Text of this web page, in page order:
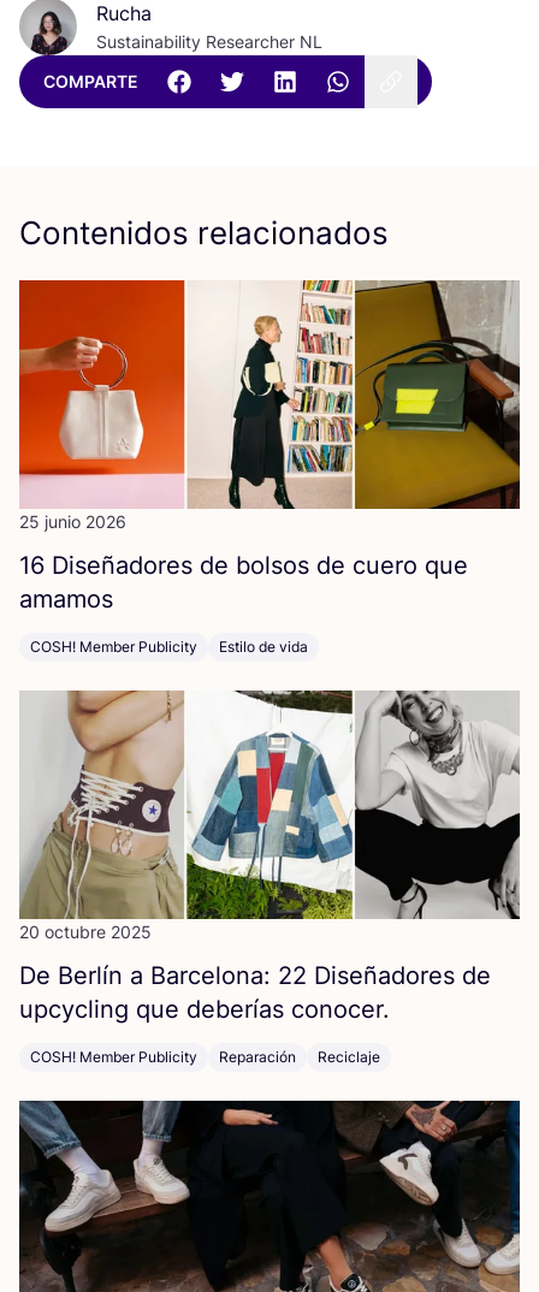
Rucha
Sustainability Researcher NL
COMPARTE
Contenidos relacionados
25 junio 2026
16 Dise­ña­do­res de bol­sos de cue­ro que
amamos
COSH! Member Publicity Estilo de vida
20 octubre 2025
De Ber­lín a Bar­ce­lo­na: 22 Dise­ña­do­res de
upcy­cling que debe­rías conocer.
COSH! Member Publicity Reparación Reciclaje